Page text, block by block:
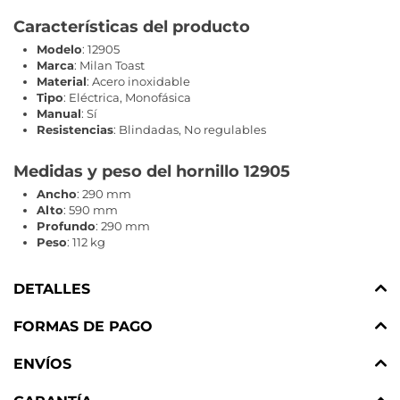
Características del producto
Modelo: 12905
Marca: Milan Toast
Material: Acero inoxidable
Tipo: Eléctrica, Monofásica
Manual: Sí
Resistencias: Blindadas, No regulables
Medidas y peso del hornillo 12905
Ancho: 290 mm
Alto: 590 mm
Profundo: 290 mm
Peso: 112 kg
DETALLES
FORMAS DE PAGO
ENVÍOS